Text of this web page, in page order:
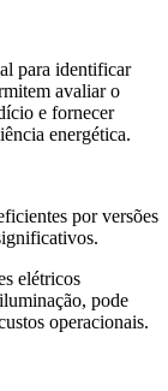
para identificar
avaliar o
e fornecer
energética.
por versões
elétricos
pode
operacionais.